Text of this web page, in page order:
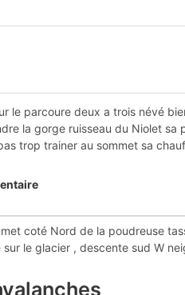
le parcoure deux a trois névé
la gorge ruisseau du Niolet sa
trop trainer au sommet sa
coté Nord de la poudreuse
sur le glacier , descente sud W